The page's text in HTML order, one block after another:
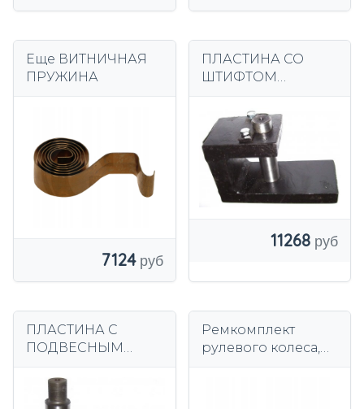
Еще ВИТНИЧНАЯ
ПРУЖИНА
7124
ПЛАСТИНА СО
ШТИФТОМ
ТЕЛЕЖКА BULGAR
1733
11268
ПЛАСТИНА С
ПОДВЕСНЫМ
ТЕЛЕЖКА BULGAR
1733
Ремкомплект
рулевого колеса,